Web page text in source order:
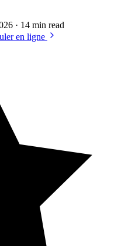
· 14 min read
en ligne